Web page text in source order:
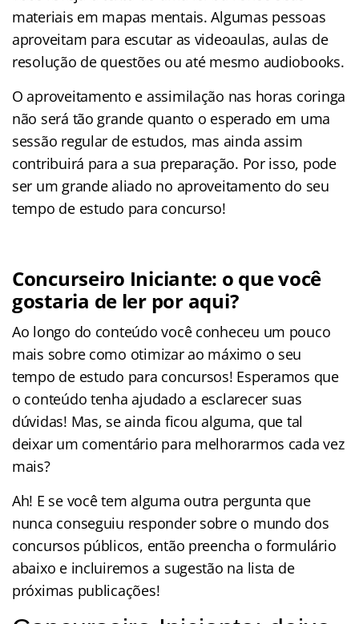
materiais em mapas mentais. Algumas pessoas
aproveitam para escutar as videoaulas, aulas de
resolução de questões ou até mesmo audiobooks.
O aproveitamento e assimilação nas horas coringa
não será tão grande quanto o esperado em uma
sessão regular de estudos, mas ainda assim
contribuirá para a sua preparação. Por isso, pode
ser um grande aliado no aproveitamento do seu
tempo de estudo para concurso!
Concurseiro Iniciante: o que você
gostaria de ler por aqui?
Ao longo do conteúdo você conheceu um pouco
mais sobre como otimizar ao máximo o seu
tempo de estudo para concursos! Esperamos que
o conteúdo tenha ajudado a esclarecer suas
dúvidas! Mas, se ainda ficou alguma, que tal
deixar um comentário para melhorarmos cada vez
mais?
Ah! E se você tem alguma outra pergunta que
nunca conseguiu responder sobre o mundo dos
concursos públicos, então preencha o formulário
abaixo e incluiremos a sugestão na lista de
próximas publicações!